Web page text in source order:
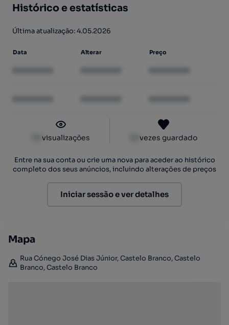
Histórico e estatísticas
Última atualização: 4.05.2026
Data Alterar Preço
visualizações vezes guardado
Entre na sua conta ou crie uma nova para aceder ao histórico
completo dos seus anúncios, incluindo alterações de preços
Iniciar sessão e ver detalhes
Mapa
Rua Cónego José Dias Júnior, Castelo Branco, Castelo
Branco, Castelo Branco